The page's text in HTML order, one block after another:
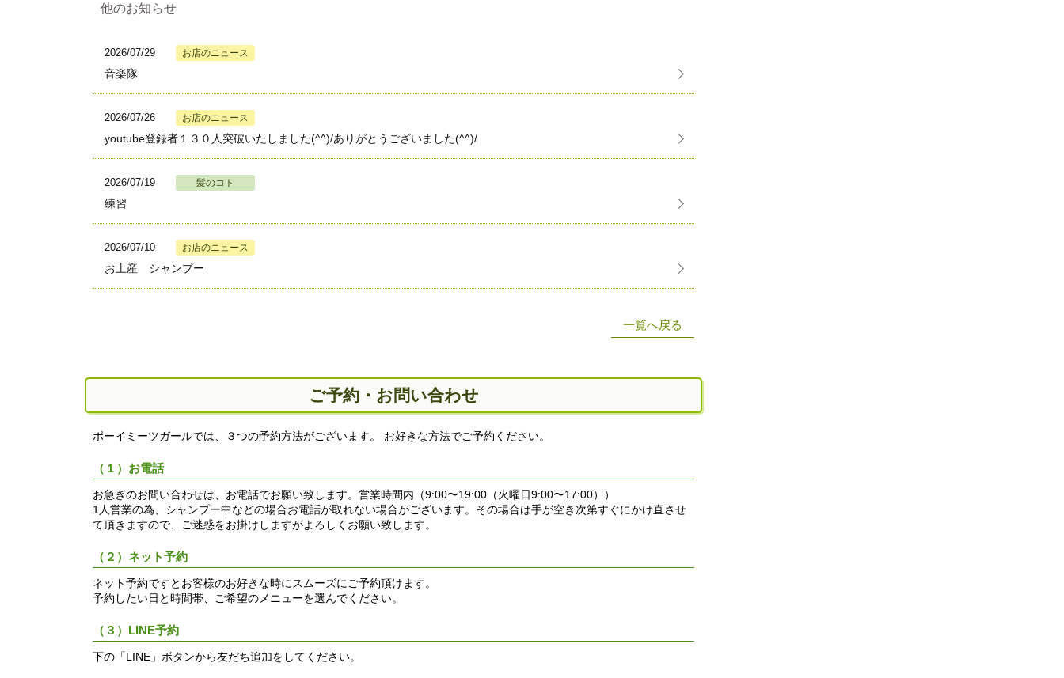
他のお知らせ
2026/07/29 お店のニュース
音楽隊
2026/07/26 お店のニュース
youtube登録者１３０人突破いたしました(^^)/ありがとうございました(^^)/
2026/07/19 髪のコト
練習
2026/07/10 お店のニュース
お土産 シャンプー
一覧へ戻る
ご予約・お問い合わせ
ボーイミーツガールでは、３つの予約方法がございます。 お好きな方法でご予約ください。
（１）お電話
お急ぎのお問い合わせは、お電話でお願い致します。営業時間内（9:00〜19:00（火曜日9:00〜17:00））
1人営業の為、シャンプー中などの場合お電話が取れない場合がございます。その場合は手が空き次第すぐにかけ直させ
て頂きますので、ご迷惑をお掛けしますがよろしくお願い致します。
（２）ネット予約
ネット予約ですとお客様のお好きな時にスムーズにご予約頂けます。
予約したい日と時間帯、ご希望のメニューを選んでください。
（３）LINE予約
下の「LINE」ボタンから友だち追加をしてください。